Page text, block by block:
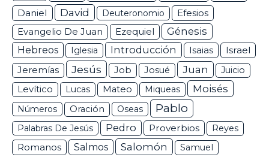
Daniel David Deuteronomio Efesios
Evangelio De Juan Ezequiel
Génesis
Hebreos
Iglesia Introducción Isaias Israel
Jeremías Jesús Job Josué Juan
Juicio
Levítico
Lucas Mateo Miqueas Moisés
Números Oración Oseas Pablo
Palabras De Jesús Pedro Proverbios Reyes
Romanos Salmos Salomón
Samuel